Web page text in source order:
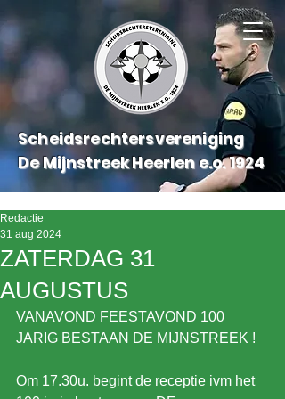
Scheidsrechtersvereniging
De Mijnstreek Heerlen e.o.1924
ZATERDAG 31
AUGUSTUS
Redactie
31 aug 2024
VANAVOND FEESTAVOND 100
JARIG BESTAAN DE MIJNSTREEK !
Om 17.30u. begint de receptie ivm het